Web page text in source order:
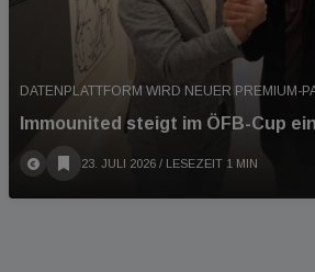
DATENPLATTFORM WIRD NEUER PREMIUM-
Immounited steigt im ÖFB-Cup ein
23. JULI 2026 / LESEZEIT 1 MIN